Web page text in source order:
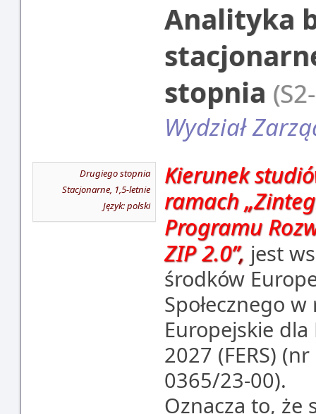
Analityka
stopnia
Wydział
Drugiego stopnia
Stacjonarne, 1,5-letnie
Język: polski
Kierunek
ramach
Programu
ZIP 2.0”, jest
środków
Społecznego
Europejskie dla
2027 (FERS)
0365/23-00).
Oznacza to,